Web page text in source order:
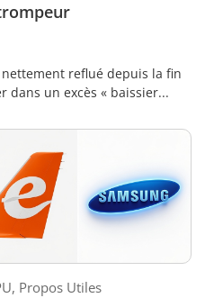
reflué depuis la fin
dans un excès « baissier...
, Propos Utiles